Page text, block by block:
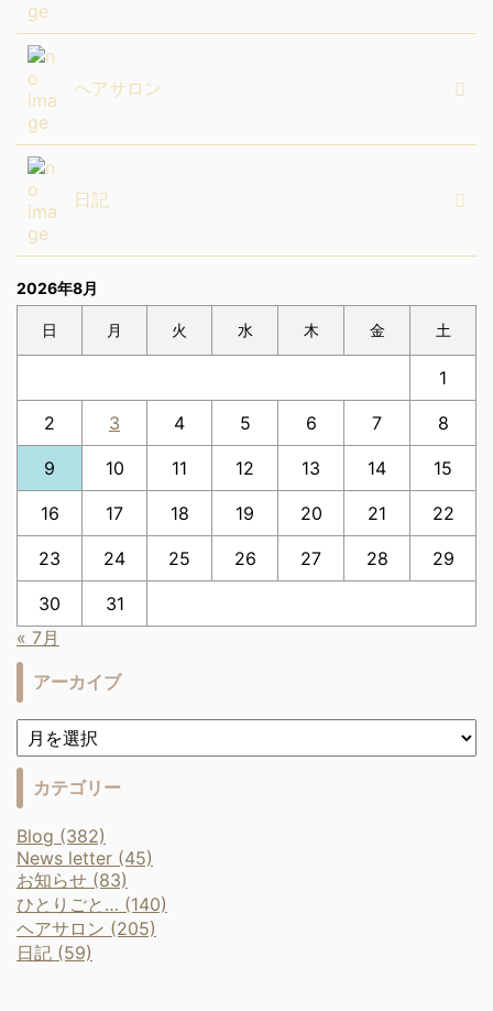
ヘアサロン
日記
2026年8月
日 月 火 水 木 金 土
1
2 3 4 5 6 7 8
9 10 11 12 13 14 15
16 17 18 19 20 21 22
23 24 25 26 27 28 29
30
31
« 7月
アーカイブ
カテゴリー
Blog (382)
News letter (45)
お知らせ (83)
ひとりごと… (140)
ヘアサロン (205)
日記 (59)